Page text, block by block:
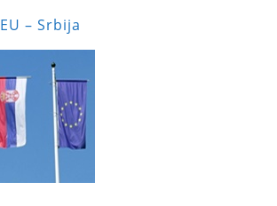
EU – Srbija